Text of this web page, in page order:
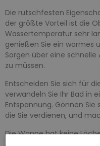
Die rutschfesten
der größte Vorteil ist die
Wassertemperatur sehr
genießen Sie ein warmes
Sorgen über eine
zu müssen.
Entscheiden Sie sich für
verwandeln Sie Ihr Bad in
Entspannung. Gönnen
die Sie verdienen, und
Die Wanne hat keine